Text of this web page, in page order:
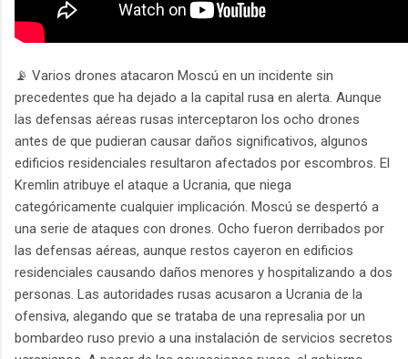
📡 Varios drones atacaron Moscú en un incidente sin
precedentes que ha dejado a la capital rusa en alerta. Aunque
las defensas aéreas rusas interceptaron los ocho drones
antes de que pudieran causar daños significativos, algunos
edificios residenciales resultaron afectados por escombros. El
Kremlin atribuye el ataque a Ucrania, que niega
categóricamente cualquier implicación. Moscú se despertó a
una serie de ataques con drones. Ocho fueron derribados por
las defensas aéreas, aunque restos cayeron en edificios
residenciales causando daños menores y hospitalizando a dos
personas. Las autoridades rusas acusaron a Ucrania de la
ofensiva, alegando que se trataba de una represalia por un
bombardeo ruso previo a una instalación de servicios secretos